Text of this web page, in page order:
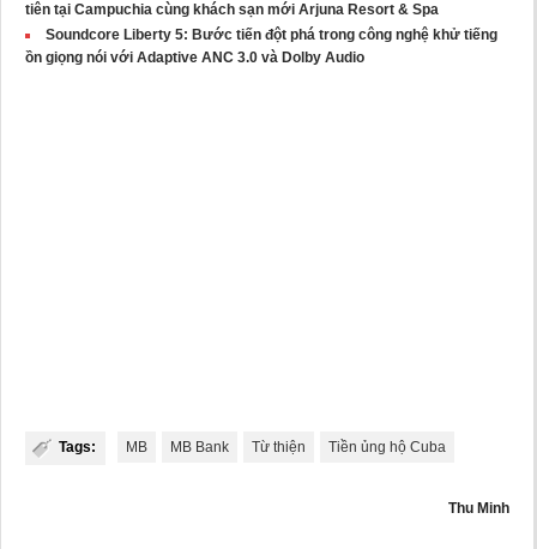
tiên tại Campuchia cùng khách sạn mới Arjuna Resort & Spa
Soundcore Liberty 5: Bước tiến đột phá trong công nghệ khử tiếng
ồn giọng nói với Adaptive ANC 3.0 và Dolby Audio
Tags: MB MB Bank Từ thiện Tiền ủng hộ Cuba
Thu Minh